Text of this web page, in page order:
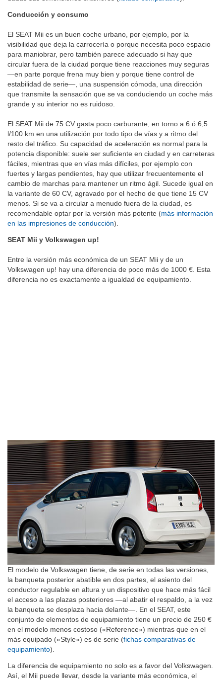
Conducción y consumo
El SEAT Mii es un buen coche urbano, por ejemplo, por la
visibilidad que deja la carrocería o porque necesita poco espacio
para maniobrar, pero también parece adecuado si hay que
circular fuera de la ciudad porque tiene reacciones muy seguras
—en parte porque frena muy bien y porque tiene control de
estabilidad de serie—, una suspensión cómoda, una dirección
que transmite la sensación que se va conduciendo un coche más
grande y su interior no es ruidoso.
El SEAT Mii de 75 CV gasta poco carburante, en torno a 6 ó 6,5
l/100 km en una utilización por todo tipo de vías y a ritmo del
resto del tráfico. Su capacidad de aceleración es normal para la
potencia disponible: suele ser suficiente en ciudad y en carreteras
fáciles, mientras que en vías más difíciles, por ejemplo con
fuertes y largas pendientes, hay que utilizar frecuentemente el
cambio de marchas para mantener un ritmo ágil. Sucede igual en
la variante de 60 CV, agravado por el hecho de que tiene 15 CV
menos. Si se va a circular a menudo fuera de la ciudad, es
recomendable optar por la versión más potente (más información
en las impresiones de conducción).
SEAT Mii y Volkswagen up!
Entre la versión más económica de un SEAT Mii y de un
Volkswagen up! hay una diferencia de poco más de 1000 €. Esta
diferencia no es exactamente a igualdad de equipamiento.
El modelo de Volkswagen tiene, de serie en todas las versiones,
la banqueta posterior abatible en dos partes, el asiento del
conductor regulable en altura y un dispositivo que hace más fácil
el acceso a las plazas posteriores —al abatir el respaldo, a la vez
la banqueta se desplaza hacia delante—. En el SEAT, este
conjunto de elementos de equipamiento tiene un precio de 250 €
en el modelo menos costoso («Reference») mientras que en el
más equipado («Style») es de serie (fichas comparativas de
equipamiento).
La diferencia de equipamiento no solo es a favor del Volkswagen.
Así, el Mii puede llevar, desde la variante más económica, el